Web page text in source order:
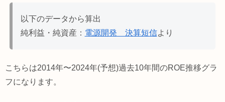
以下のデータから算出
純利益・純資産： 電源開発 決算短信より
こちらは2014年〜2024年(予想)過去10年間のROE推移グラ
フになります。